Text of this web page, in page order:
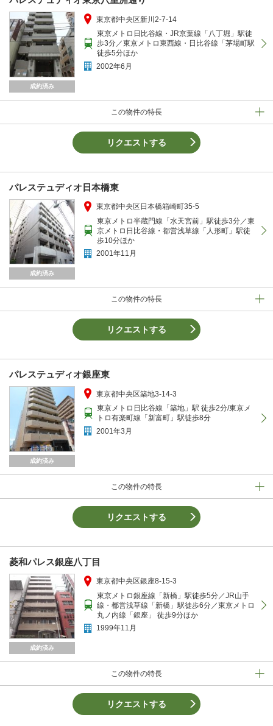
成約済み
この物件の特長
東京都中央区新川2-7-14
東京メトロ日比谷線・JR京葉線「八丁堀」駅徒
歩3分／東京メトロ東西線・日比谷線「茅場町駅
徒歩5分ほか
2002年6月
リクエストする
パレステュディオ日本橋東
成約済み
この物件の特長
東京都中央区日本橋箱崎町35-5
東京メトロ半蔵門線「水天宮前」駅徒歩3分／東
京メトロ日比谷線・都営浅草線「人形町」駅徒
歩10分ほか
2001年11月
リクエストする
パレステュディオ銀座東
成約済み
この物件の特長
東京都中央区築地3-14-3
東京メトロ日比谷線「築地」駅 徒歩2分/東京メ
トロ有楽町線「新富町」駅徒歩8分
2001年3月
リクエストする
菱和パレス銀座八丁目
成約済み
この物件の特長
東京都中央区銀座8-15-3
東京メトロ銀座線「新橋」駅徒歩5分／JR山手
線・都営浅草線「新橋」駅徒歩6分／東京メトロ
丸ノ内線「銀座」 徒歩9分ほか
1999年11月
リクエストする